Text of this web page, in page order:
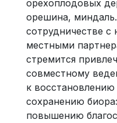
орехоплодовых
орешина,
сотрудничестве
местными
стремится
совместному
к
сохранению
повышению